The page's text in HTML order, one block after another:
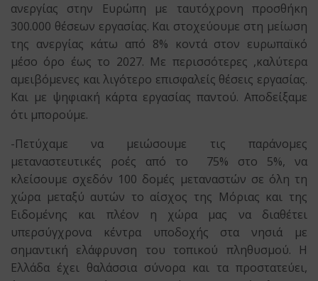
ανεργίας στην Ευρώπη με ταυτόχρονη προσθήκη
300.000 θέσεων εργασίας. Και στοχεύουμε στη μείωση
της ανεργίας κάτω από 8% κοντά στον ευρωπαϊκό
μέσο όρο έως το 2027. Με περισσότερες ,καλύτερα
αμειβόμενες και λιγότερο επισφαλείς θέσεις εργασίας.
Και με ψηφιακή κάρτα εργασίας παντού. Αποδείξαμε
ότι μπορούμε.
-Πετύχαμε να μειώσουμε τις παράνομες
μεταναστευτικές ροές από το 75% στο 5%, να
κλείσουμε σχεδόν 100 δομές μεταναστών σε όλη τη
χώρα μεταξύ αυτών το αίσχος της Μόριας και της
Ειδομένης και πλέον η χώρα μας να διαθέτει
υπερσύγχρονα κέντρα υποδοχής στα νησιά με
σημαντική ελάφρυνση του τοπικού πληθυσμού. Η
Ελλάδα έχει θαλάσσια σύνορα και τα προστατεύει,